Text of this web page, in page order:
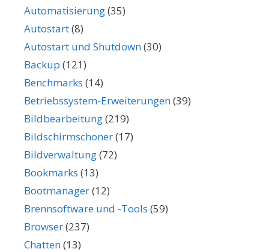
Automatisierung(35)
Autostart(8)
Autostart und Shutdown(30)
Backup (121)
Benchmarks (14)
Betriebssystem-Erweiterungen(39)
Bildbearbeitung(219)
Bildschirmschoner(17)
Bildverwaltung(72)
Bookmarks (13)
Bootmanager(12)
Brennsoftware und -Tools (59)
Browser(237)
Chatten(13)